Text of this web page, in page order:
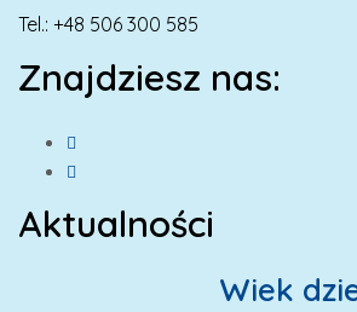
Tel.: +48 506 300 585
Znajdziesz nas:
Aktualności
Wiek